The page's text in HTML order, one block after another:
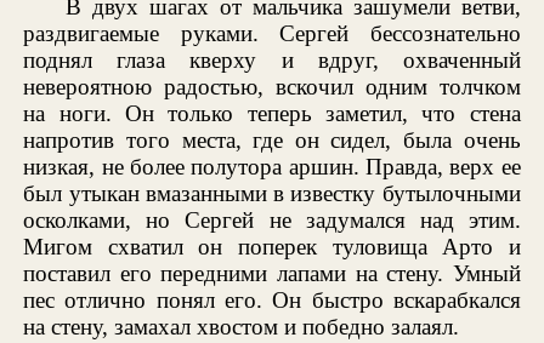
В двух шагах от мальчика зашумели ветви,
раздвигаемые руками. Сергей бессознательно
поднял глаза кверху и вдруг, охваченный
невероятною радостью, вскочил одним толчком
на ноги. Он только теперь заметил, что стена
напротив того места, где он сидел, была очень
низкая, не более полутора аршин. Правда, верх ее
был утыкан вмазанными в известку бутылочными
осколками, но Сергей не задумался над этим.
Мигом схватил он поперек туловища Арто и
поставил его передними лапами на стену. Умный
пес отлично понял его. Он быстро вскарабкался
на стену, замахал хвостом и победно залаял.